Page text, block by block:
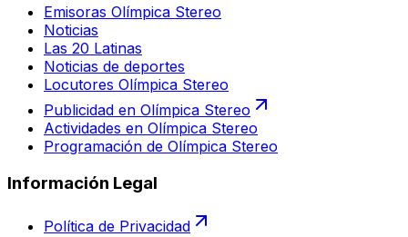
Emisoras Olímpica Stereo
Noticias
Las 20 Latinas
Noticias de deportes
Locutores Olímpica Stereo
Publicidad en Olímpica Stereo
Actividades en Olímpica Stereo
Programación de Olímpica Stereo
Información Legal
Política de Privacidad